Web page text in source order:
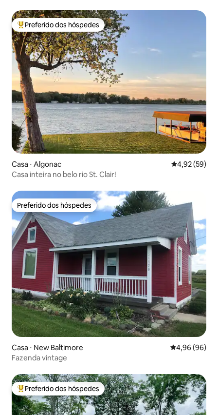
Entre os melhores preferidos dos hóspedes
Preferido dos hóspedes
Casa ⋅ Algonac 4,92 de uma
4,92 (59)
Casa inteira no belo rio St. Clair!
Preferido dos hóspedes
Preferido dos hóspedes
Casa ⋅ New Baltimore 4,96 de uma
4,96 (96)
Fazenda vintage
Entre os melhores preferidos dos hóspedes
Preferido dos hóspedes